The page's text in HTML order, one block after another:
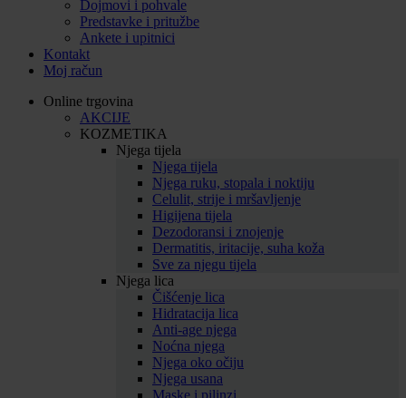
Dojmovi i pohvale
Predstavke i pritužbe
Ankete i upitnici
Kontakt
Moj račun
Online trgovina
AKCIJE
KOZMETIKA
Njega tijela
Njega tijela
Njega ruku, stopala i noktiju
Celulit, strije i mršavljenje
Higijena tijela
Dezodoransi i znojenje
Dermatitis, iritacije, suha koža
Sve za njegu tijela
Njega lica
Čišćenje lica
Hidratacija lica
Anti-age njega
Noćna njega
Njega oko očiju
Njega usana
Maske i pilinzi